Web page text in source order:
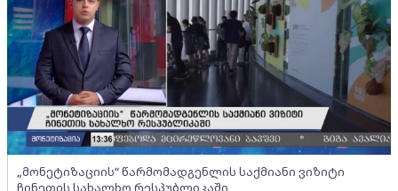
„მონეტიზაციის“ წარმომადგენლის საქმიანი ვიზიტი
ჩინეთის სახალხო რესპუბლიკაში